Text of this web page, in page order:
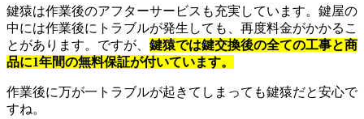
鍵猿は作業後のアフターサービスも充実しています。鍵屋の
中には作業後にトラブルが発生しても、再度料金がかかるこ
とがあります。ですが、 鍵猿では鍵交換後の全ての工事と商
品に1年間の無料保証が付いています。
作業後に万が一トラブルが起きてしまっても鍵猿だと安心で
すね。